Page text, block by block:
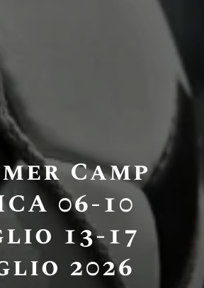
Camp
06-10
13-17
2026